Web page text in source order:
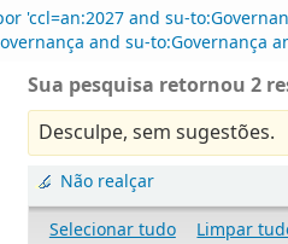
'ccl=an:2027 and su-
and su-to:Governança
Sua pesquisa retornou 2
Desculpe, sem sugestões.
Não realçar
Selecionar tudo
Limpar